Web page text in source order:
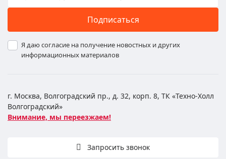
Подписаться
Я даю согласие на получение новостных и других
информационных материалов
г. Москва, Волгоградский пр., д. 32, корп. 8, ТК «Техно-Холл
Волгоградский»
Внимание, мы переезжаем!
Запросить звонок